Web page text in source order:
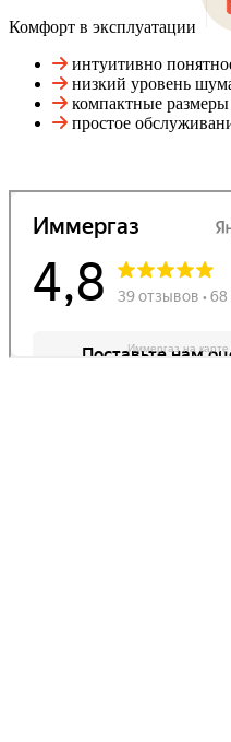
Комфорт в эксплуатации
интуитивно
низкий уровень
компактные размеры
простое
Иммергаз на